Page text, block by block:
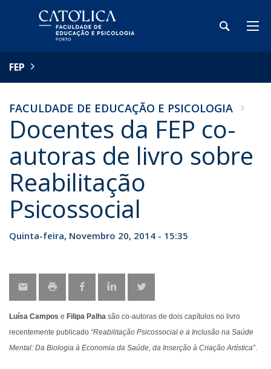
FEP
FACULDADE DE EDUCAÇÃO E PSICOLOGIA
Docentes da FEP co-
autoras de livro sobre
Reabilitação
Psicossocial
Quinta-feira, Novembro 20, 2014 - 15:35
Luísa Campos e Filipa Palha são co-autoras de dois capítulos no livro
recentemente publicado “Reabilitação Psicossocial e a Inclusão na Saúde
Mental: Da Biologia à Economia da Saúde, da Inserção à Criação Artística”.